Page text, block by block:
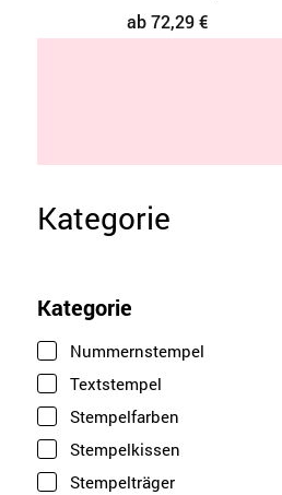
ab 72,29 €
Kategorie
Kategorie
Nummernstempel
Textstempel
Stempelfarben
Stempelkissen
Stempelträger